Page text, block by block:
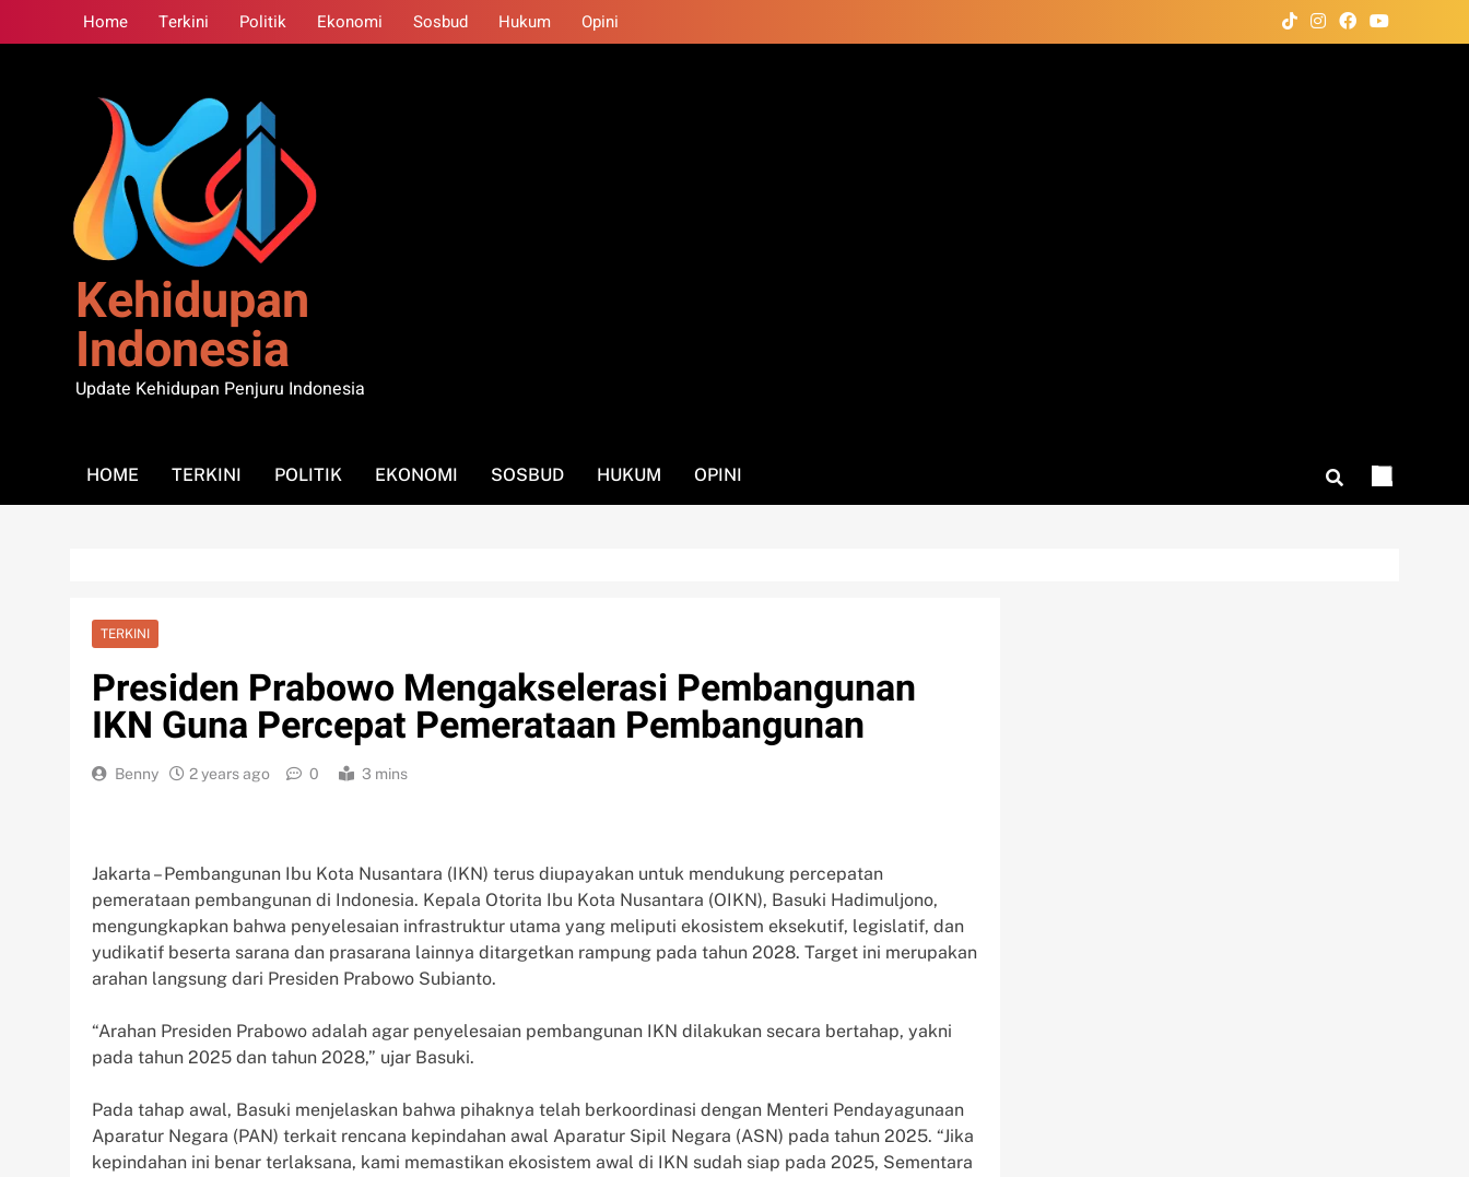
to
Home Terkini Politik Ekonomi Sosbud Hukum Opini
Kehidupan
Indonesia
Update Kehidupan Penjuru Indonesia
HOME TERKINI POLITIK EKONOMI SOSBUD HUKUM OPINI
TERKINI
Presiden Prabowo Mengakselerasi Pembangunan
IKN Guna Percepat Pemerataan Pembangunan
Benny 2 years ago 0 3 mins
Jakarta – Pembangunan Ibu Kota Nusantara (IKN) terus diupayakan untuk mendukung percepatan
pemerataan pembangunan di Indonesia. Kepala Otorita Ibu Kota Nusantara (OIKN), Basuki Hadimuljono,
mengungkapkan bahwa penyelesaian infrastruktur utama yang meliputi ekosistem eksekutif, legislatif, dan
yudikatif beserta sarana dan prasarana lainnya ditargetkan rampung pada tahun 2028. Target ini merupakan
arahan langsung dari Presiden Prabowo Subianto.
“Arahan Presiden Prabowo adalah agar penyelesaian pembangunan IKN dilakukan secara bertahap, yakni
pada tahun 2025 dan tahun 2028,” ujar Basuki.
Pada tahap awal, Basuki menjelaskan bahwa pihaknya telah berkoordinasi dengan Menteri Pendayagunaan
Aparatur Negara (PAN) terkait rencana kepindahan awal Aparatur Sipil Negara (ASN) pada tahun 2025. “Jika
kepindahan ini benar terlaksana, kami memastikan ekosistem awal di IKN sudah siap pada 2025, Sementara